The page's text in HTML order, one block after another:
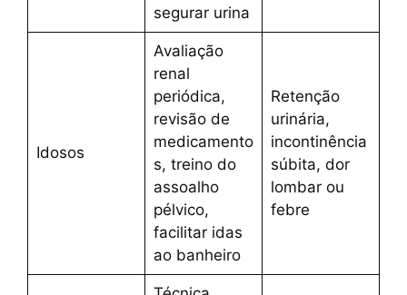
segurar urina
Idosos
Avaliação
renal
periódica,
revisão de
medicamento
s, treino do
assoalho
pélvico,
facilitar idas
ao banheiro
Retenção
urinária,
incontinência
súbita, dor
lombar ou
febre